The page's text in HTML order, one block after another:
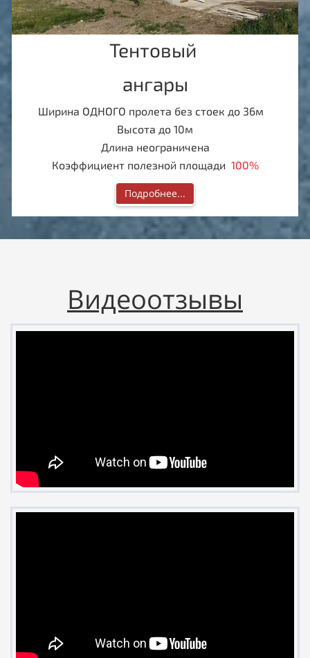
Тентовый
ангары
Ширина ОДНОГО пролета без стоек до 36м
Высота до 10м
Длина неограничена
Коэффициент полезной площади 100%
Подробнее...
Видеоотзывы